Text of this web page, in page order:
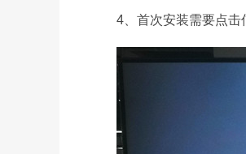
4、首次安装需要点击